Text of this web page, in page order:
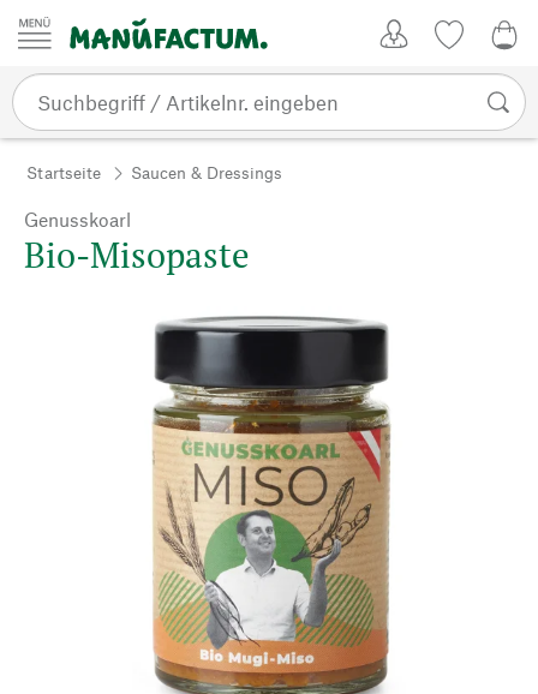
Zum Inhalt springen
Startseite Saucen & Dressings
Genusskoarl
Bio-Misopaste